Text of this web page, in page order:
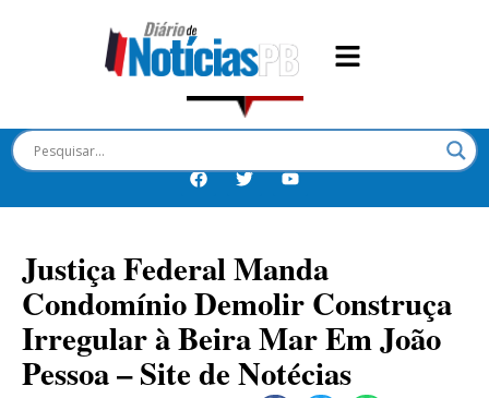
Justiça Federal Manda
Condomínio Demolir Construça
Irregular à Beira Mar Em João
Pessoa – Site de Notécias